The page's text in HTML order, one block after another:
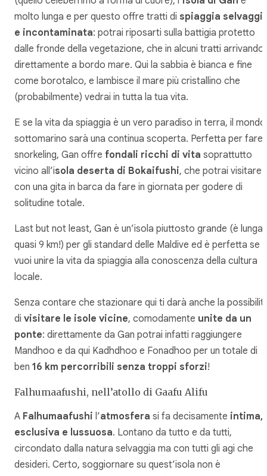
molto lunga e per questo offre tratti di spiaggia
e incontaminata: potrai riposarti sulla battigia protetto
dalle fronde della vegetazione, che in alcuni tratti arrivando
direttamente a bordo mare. Qui la sabbia è bianca e fine
come borotalco, e lambisce il mare più cristallino che
(probabilmente) vedrai in tutta la tua vita.
E se la vita da spiaggia è un vero paradiso in terra, il mondo
sottomarino sarà una continua scoperta. Perfetta per fare
snorkeling, Gan offre fondali ricchi di vita soprattutto
vicino all’isola deserta di Bokaifushi, che potrai visitare
con una gita in barca da fare in giornata per godere di
solitudine totale.
Last but not least, Gan è un’isola piuttosto grande (è lunga
quasi 9 km!) per gli standard delle Maldive ed è perfetta se
vuoi unire la vita da spiaggia alla conoscenza della cultura
locale.
Senza contare che stazionare qui ti darà anche la
di visitare le isole vicine, comodamente unite da un
ponte: direttamente da Gan potrai infatti raggiungere
Mandhoo e da qui Kadhdhoo e Fonadhoo per un totale di
ben 16 km percorribili senza troppi sforzi!
Falhumaafushi, nell’atollo di Gaafu Alifu
A Falhumaafushi l’atmosfera si fa decisamente intima,
esclusiva e lussuosa. Lontano da tutto e da tutti,
circondato dalla natura selvaggia ma con tutti gli agi che
desideri. Certo, soggiornare su quest’isola non è